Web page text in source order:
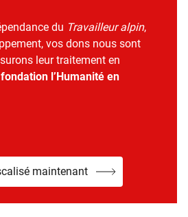
du Travailleur alpin,
vos dons nous sont
leur traitement en
l’Humanité en
maintenant